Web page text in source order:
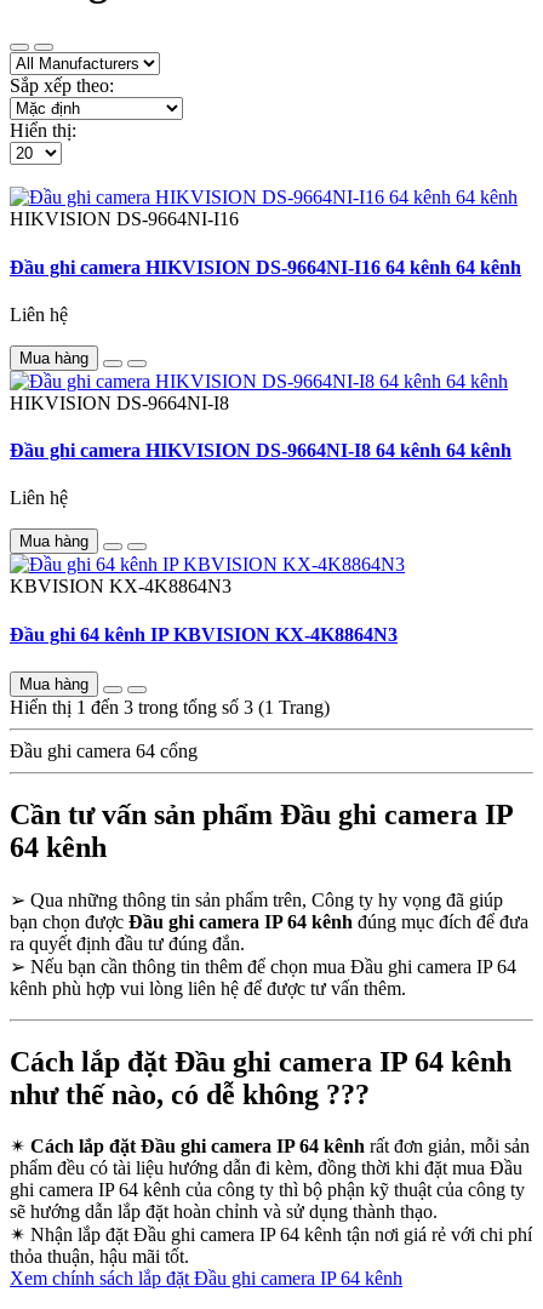
Sắp xếp theo:
Hiển thị:
HIKVISION DS-9664NI-I16
Đầu ghi camera HIKVISION DS-9664NI-I16 64 kênh 64 kênh
Liên hệ
Mua hàng
HIKVISION DS-9664NI-I8
Đầu ghi camera HIKVISION DS-9664NI-I8 64 kênh 64 kênh
Liên hệ
Mua hàng
KBVISION KX-4K8864N3
Đầu ghi 64 kênh IP KBVISION KX-4K8864N3
Mua hàng
Hiển thị 1 đến 3 trong tổng số 3 (1 Trang)
Đầu ghi camera 64 cổng
Cần tư vấn sản phẩm Đầu ghi camera IP
64 kênh
➢ Qua những thông tin sản phẩm trên, Công ty hy vọng đã giúp
bạn chọn được Đầu ghi camera IP 64 kênh đúng mục đích để đưa
ra quyết định đầu tư đúng đắn.
➢ Nếu bạn cần thông tin thêm để chọn mua Đầu ghi camera IP 64
kênh phù hợp vui lòng liên hệ để được tư vấn thêm.
Cách lắp đặt Đầu ghi camera IP 64 kênh
như thế nào, có dễ không ???
✴ Cách lắp đặt Đầu ghi camera IP 64 kênh rất đơn giản, mỗi sản
phẩm đều có tài liệu hướng dẫn đi kèm, đồng thời khi đặt mua Đầu
ghi camera IP 64 kênh của công ty thì bộ phận kỹ thuật của công ty
sẽ hướng dẫn lắp đặt hoàn chỉnh và sử dụng thành thạo.
✴ Nhận lắp đặt Đầu ghi camera IP 64 kênh tận nơi giá rẻ với chi phí
thỏa thuận, hậu mãi tốt.
Xem chính sách lắp đặt Đầu ghi camera IP 64 kênh